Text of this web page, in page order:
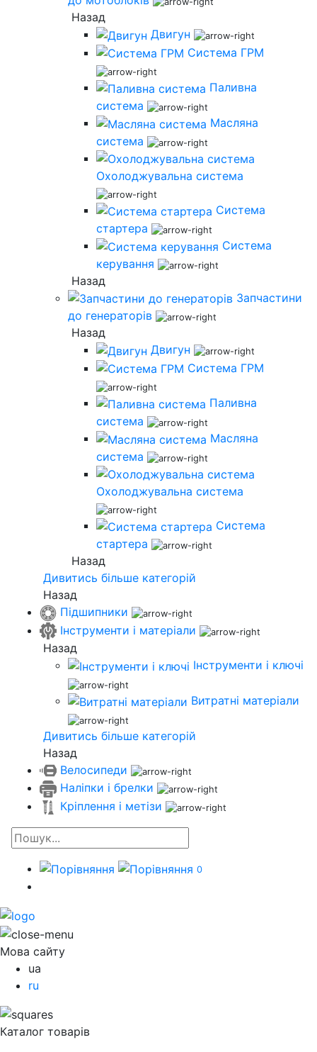
Назад
Двигун
Система ГРМ
Паливна
система
Масляна
система
Охолоджувальна система
Система
стартера
Система
керування
Назад
Запчастини
до генераторів
Назад
Двигун
Система ГРМ
Паливна
система
Масляна
система
Охолоджувальна система
Система
стартера
Назад
Дивитись більше категорій
Назад
Підшипники
Інструменти і матеріали
Назад
Інструменти і ключі
Витратні матеріали
Дивитись більше категорій
Назад
Велосипеди
Наліпки і брелки
Кріплення і метізи
0
Мова сайту
ua
ru
Каталог товарів